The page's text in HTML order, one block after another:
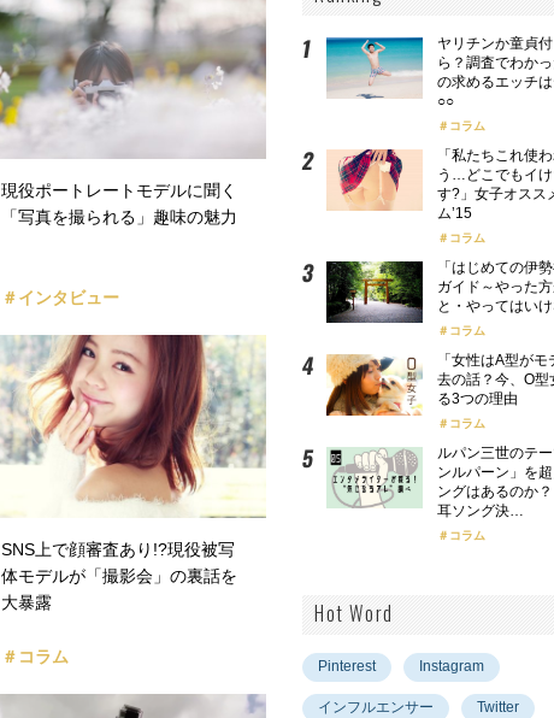
現役ポートレートモデルに聞く
「写真を撮られる」趣味の魅力
＃インタビュー
SNS上で顔審査あり!?現役被写
体モデルが「撮影会」の裏話を
大暴露
＃コラム
ヤリチンか童貞
ら？調査でわか
の求めるエッチ
○○
コラム
「私たちこれ使
う…どこでもイけ
す?」女子オスス
ム’15
コラム
「はじめての伊
ガイド～やった
と・やってはい
コラム
「女性はA型が
去の話？今、O型
る3つの理由
コラム
ルパン三世のテ
ンルパーン」を
ングはあるのか
耳ソング決…
コラム
Hot Word
Pinterest Instagram
インフルエンサー Twitter